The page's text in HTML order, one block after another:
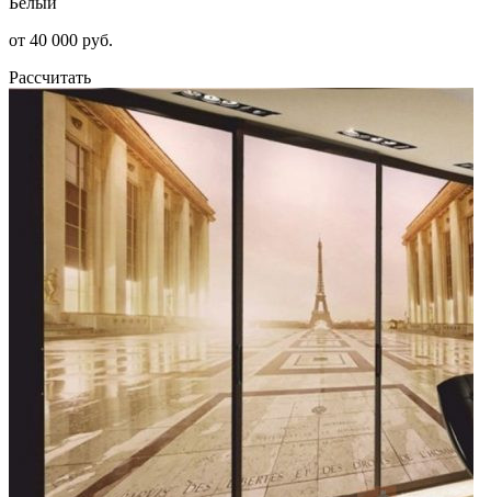
от 40 000 руб.
Рассчитать